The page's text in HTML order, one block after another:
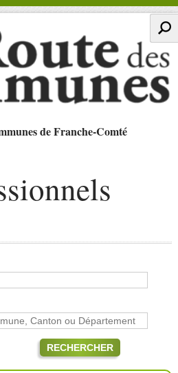
de Franche-Comté
RECHERCHER